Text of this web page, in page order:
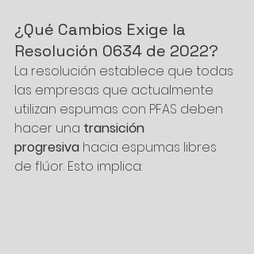
¿Qué Cambios Exige la
Resolución 0634 de 2022?
La resolución establece que todas
las empresas que actualmente
utilizan espumas con PFAS deben
hacer una transición
progresiva hacia espumas libres
de flúor. Esto implica: